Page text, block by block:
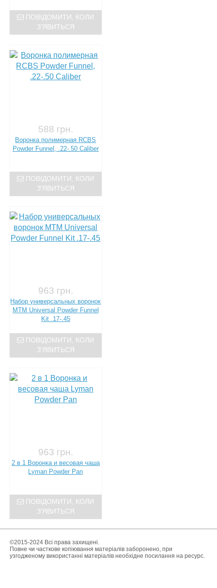
ПОВІДОМИТИ, КОЛИ
З'ЯВИТЬСЯ
588 грн.
Воронка полимерная RCBS
Powder Funnel, .22-.50 Caliber
ПОВІДОМИТИ, КОЛИ
З'ЯВИТЬСЯ
963 грн.
Набор универсальных воронок
MTM Universal Powder Funnel
Kit .17-.45
ПОВІДОМИТИ, КОЛИ
З'ЯВИТЬСЯ
963 грн.
2 в 1 Воронка и весовая чаша
Lyman Powder Pan
ПОВІДОМИТИ, КОЛИ
З'ЯВИТЬСЯ
©2015-2024 Всі права захищені.
Повне чи часткове копіювання матеріалів заборонено, при
узгодженому використанні матеріалів необхідне посилання на ресурс.